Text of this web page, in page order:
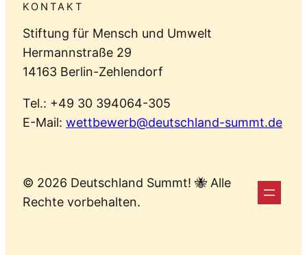
KONTAKT
Stiftung für Mensch und Umwelt
Hermannstraße 29
14163 Berlin-Zehlendorf
Tel.: +49 30 394064-305
E-Mail: wettbewerb@deutschland-summt.de
© 2026 Deutschland Summt! 🐝 Alle
Rechte vorbehalten.